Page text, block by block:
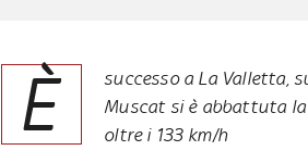
È
successo a La Valletta,
Muscat si è abbattuta
oltre i 133 km/h